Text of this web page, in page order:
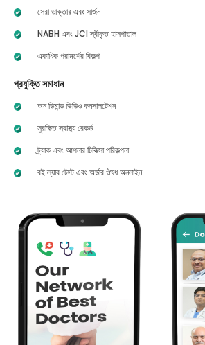
সেরা ডাক্তার এবং সার্জন
NABH এবং JCI স্বীকৃত হাসপাতাল
একাধিক পরামর্শের বিকল্প
প্রযুক্তি সমাধান
অন ডিমান্ড ভিডিও কনসালটেশন
সুরক্ষিত স্বাস্থ্য রেকর্ড
ট্র্যাক এবং আপনার চিকিত্সা পরিকল্পনা
বই ল্যাব টেস্ট এবং অর্ডার ঔষধ অনলাইন